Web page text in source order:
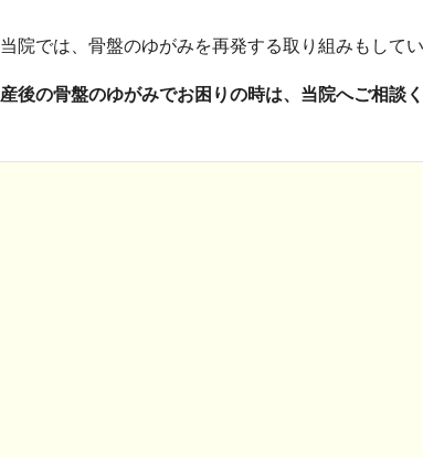
当院では、骨盤のゆがみを再発する取り組みもしてい
産後の骨盤のゆがみでお困りの時は、当院へご相談く